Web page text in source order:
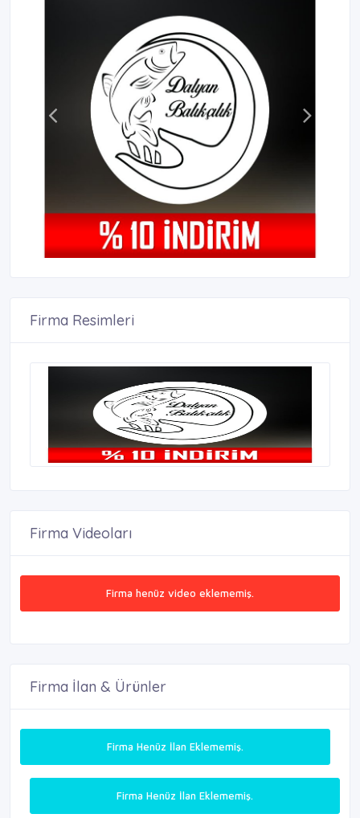
Firma Resimleri
Firma Videoları
Firma henüz video eklememiş.
Firma İlan & Ürünler
Firma Henüz İlan Eklememiş.
Firma Henüz İlan Eklememiş.